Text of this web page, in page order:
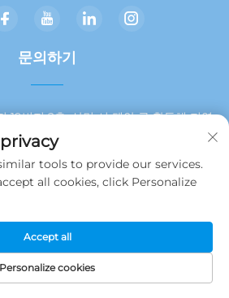
문의하기
19번지 2층, 샨먼 시 톈안 구 환동해 지역
+86 13215929911
[email protected]
Technology Co., Ltd.
tools to provide our services.
all cookies, click Personalize
Personalize cookies
Accept all